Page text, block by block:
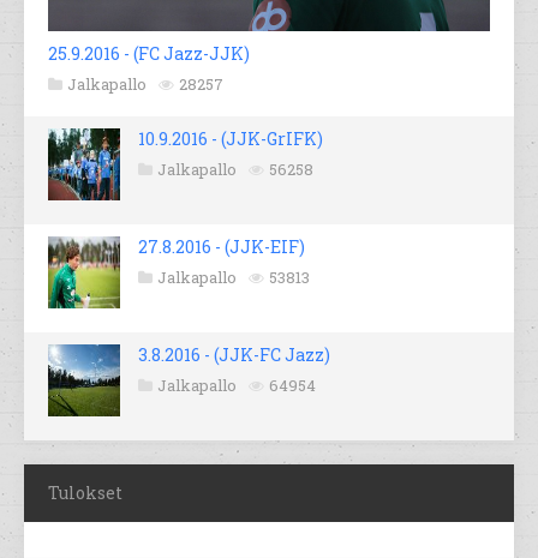
25.9.2016 - (FC Jazz-JJK)
Jalkapallo 28257
10.9.2016 - (JJK-GrIFK)
Jalkapallo 56258
27.8.2016 - (JJK-EIF)
Jalkapallo 53813
3.8.2016 - (JJK-FC Jazz)
Jalkapallo 64954
Tulokset